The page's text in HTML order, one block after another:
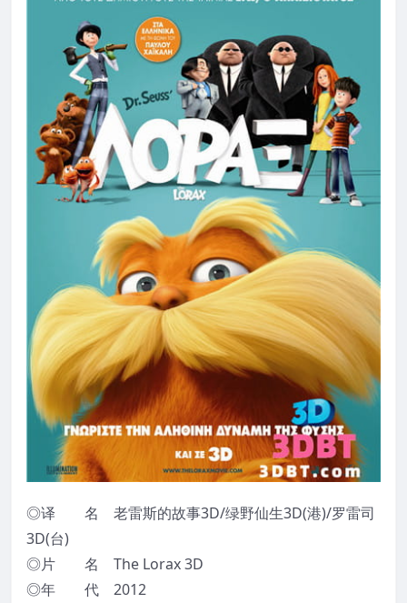
◎译 名 老雷斯的故事3D/绿野仙生3D(港)/罗雷司
3D(台)
◎片 名 The Lorax 3D
◎年 代 2012